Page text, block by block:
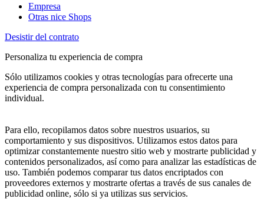
Empresa
Otras nice Shops
Desistir del contrato
Personaliza tu experiencia de compra
Sólo utilizamos cookies y otras tecnologías para ofrecerte una
experiencia de compra personalizada con tu consentimiento
individual.
Para ello, recopilamos datos sobre nuestros usuarios, su
comportamiento y sus dispositivos. Utilizamos estos datos para
optimizar constantemente nuestro sitio web y mostrarte publicidad y
contenidos personalizados, así como para analizar las estadísticas de
uso. También podemos comparar tus datos encriptados con
proveedores externos y mostrarte ofertas a través de sus canales de
publicidad online, sólo si ya utilizas sus servicios.